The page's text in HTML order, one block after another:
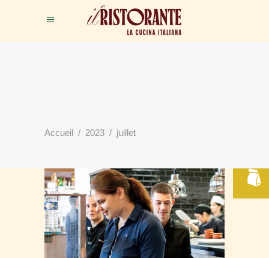
Accueil / 2023 / juillet